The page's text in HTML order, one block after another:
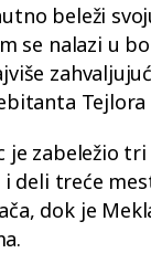
beleži
se nalazi u
Tejlora
je zabeležio
deli treće
dok je